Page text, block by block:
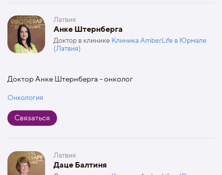
Латвия
Анке Штернберга
Доктор в клинике Клиника AmberLife в Юрмале
(Латвия)
Доктор Анке Штернберга - онколог
Онкология
Связаться
Латвия
Даце Балтиня